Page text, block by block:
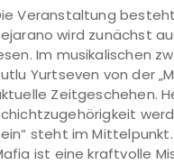
Veranstaltung
wird zunächst
Im musikalischen
Yurtseven von der
Zeitgeschehen.
steht im
ist eine kraftvolle